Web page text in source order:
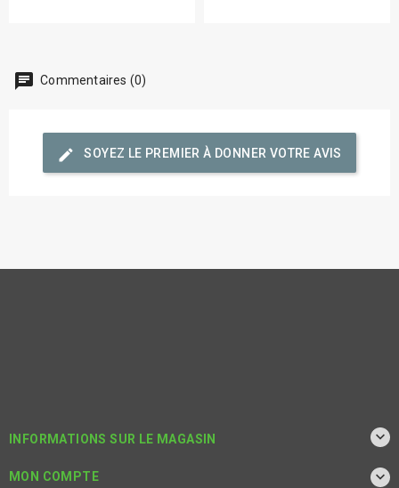
chat Commentaires (0)
edit SOYEZ LE PREMIER À DONNER VOTRE AVIS
INFORMATIONS SUR LE MAGASIN 
MON COMPTE 